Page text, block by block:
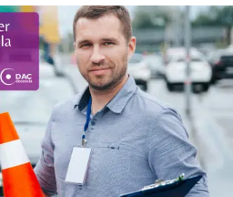
…Leer más
Título de
Profesional
Mercancías y